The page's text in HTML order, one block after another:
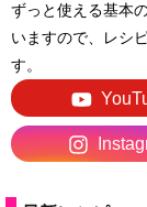
ずっと使える基本
いますので、レシ
す。